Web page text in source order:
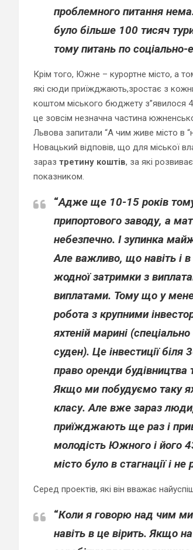
проблемного питання
було більше 100 тисяч
тому питань по соціально-
Крім того, Южне – курортне місто, а
які сюди приїжджають,зростає з
коштом міського бюджету з”явилося 4
це зовсім незначна частина
Львова запитали “А чим живе місто в
Новацький відповів, що для міської
зараз третину коштів, за які
показником.
“Адже ще 10-15 років
припортового заводу, а
небезпечно. І зупинка
Але важливо, що навіть і в
жодної затримки з
виплатами. Тому що у мене
робота з крупними
яхтеній марині
суден). Це інвестиції
право оренди будівництва
Якщо ми побудуємо таку
класу. Але вже зараз
приїжджають ще раз і
молодість Южного і його
місто було в стагнації і не
Серед проектів, які він вважає
“Коли я говорю над чим ми
навіть в це вірить. Якщо